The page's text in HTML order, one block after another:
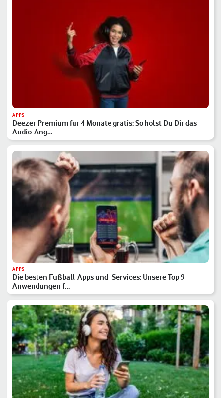
APPS
Deezer Premium für 4 Monate gratis: So holst Du Dir das
Audio-Ang…
APPS
Die besten Fußball-Apps und -Services: Unsere Top 9
Anwendungen f…